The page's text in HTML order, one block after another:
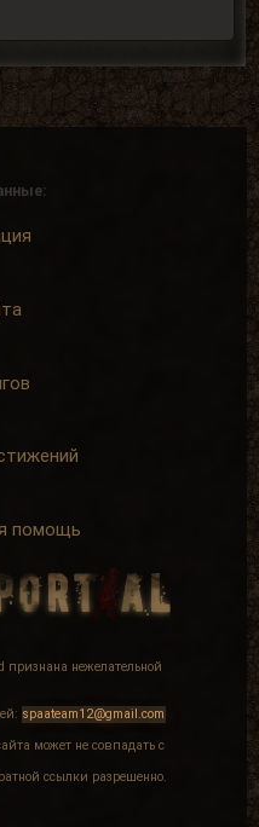
помощь
признана нежелательной
spaateam12@gmail.com
может не совпадать с
ссылки разрешенно.